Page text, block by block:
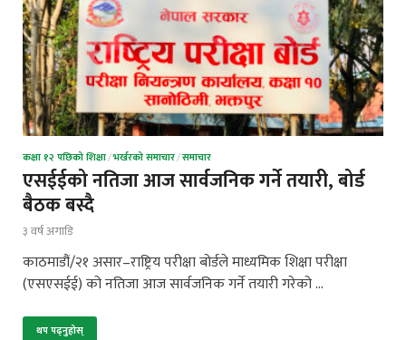
कक्षा १२ पछिको शिक्षा/भर्खरको समाचार/समाचार
एसईईको नतिजा आज सार्वजनिक गर्ने तयारी, बोर्ड
बैठक बस्दै
३ वर्ष अगाडि
काठमाडौं/२१ असार–राष्ट्रिय परीक्षा बोर्डले माध्यमिक शिक्षा परीक्षा
(एसएसईई) को नतिजा आज सार्वजनिक गर्ने तयारी गरेको …
थप पढ्नुहोस्